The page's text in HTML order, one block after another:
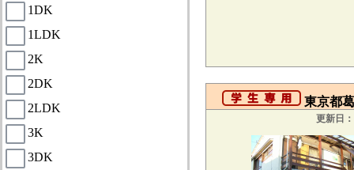
1DK
1LDK
2K
2DK
2LDK
3K
3DK
東京都
更新日